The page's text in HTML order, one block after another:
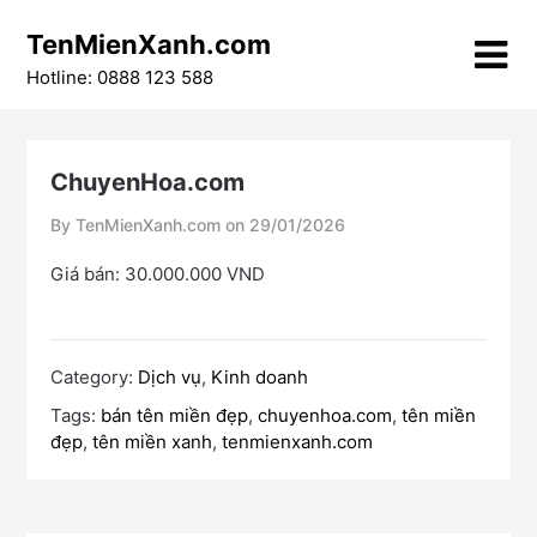
content
TenMienXanh.com
Hotline: 0888 123 588
ChuyenHoa.com
By TenMienXanh.com on 29/01/2026
Giá bán: 30.000.000 VND
Category: Dịch vụ, Kinh doanh
Tags: bán tên miền đẹp,chuyenhoa.com,tên miền
đẹp,tên miền xanh,tenmienxanh.com